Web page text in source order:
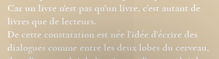
Car un livre n'est pas qu'un livre, c'est autant de
livres que de lecteurs.
De cette constatation est née l'idée d'écrire des
dialogues comme entre les deux lobes du cerveau,